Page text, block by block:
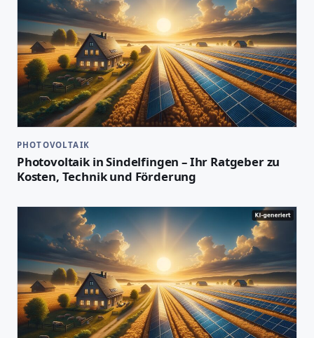
PHOTOVOLTAIK
Photovoltaik in Sindelfingen – Ihr Ratgeber zu
Kosten, Technik und Förderung